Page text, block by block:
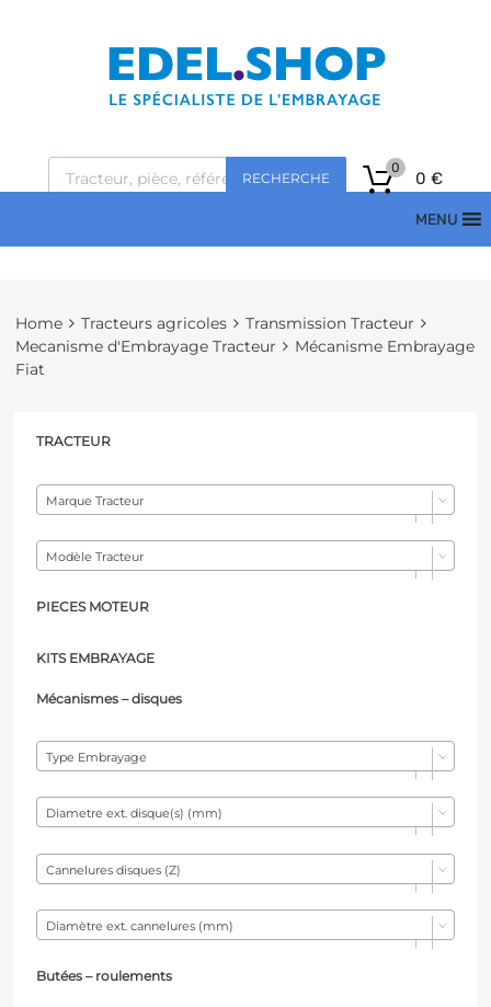
RECHERCHE 0 €
0
MENU
Home Tracteurs agricoles
Transmission Tracteur
Mecanisme d'Embrayage Tracteur
Mécanisme Embrayage
Fiat
TRACTEUR
Marque Tracteur
Modèle Tracteur
PIECES MOTEUR
KITS EMBRAYAGE
Mécanismes – disques
Type Embrayage
Diametre ext. disque(s) (mm)
Cannelures disques (Z)
Diamètre ext. cannelures (mm)
Butées – roulements